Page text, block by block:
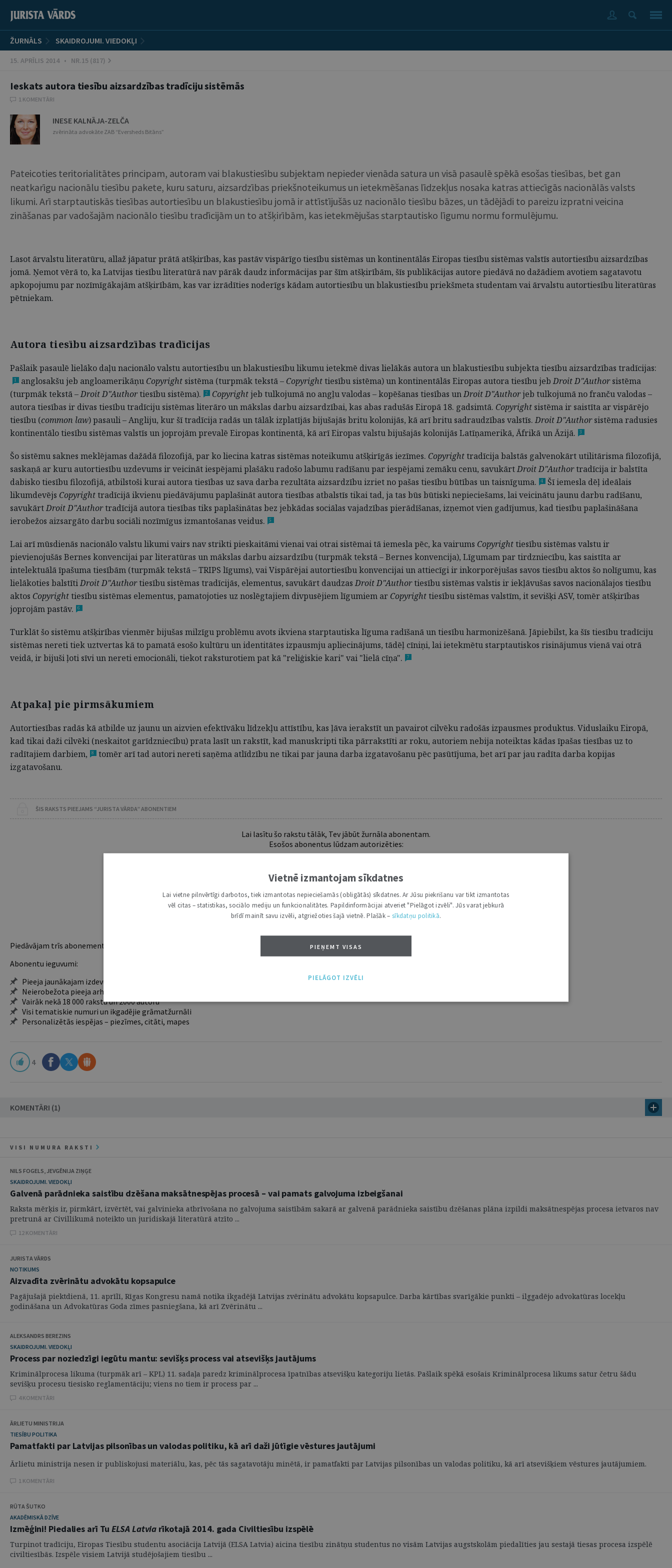
ŽURNĀLS SKAIDROJUMI. VIEDOKĻI
15. APRĪLIS 2014 • NR.15 (817)
Ieskats autora tiesību aizsardzības tradīciju sistēmās
1 KOMENTĀRI
INESE KALNĀJA-ZELČA
zvērināta advokāte ZAB “Eversheds Bitāns”
Pateicoties teritorialitātes principam, autoram vai blakustiesību subjektam nepieder vienāda satura un visā pasaulē spēkā esošas tiesības, bet gan
neatkarīgu nacionālu tiesību pakete, kuru saturu, aizsardzības priekšnoteikumus un ietekmēšanas līdzekļus nosaka katras attiecīgās nacionālās valsts
likumi. Arī starptautiskās tiesības autortiesību un blakustiesību jomā ir attīstījušās uz nacionālo tiesību bāzes, un tādējādi to pareizu izpratni veicina
zināšanas par vadošajām nacionālo tiesību tradīcijām un to atšķirībām, kas ietekmējušas starptautisko līgumu normu formulējumu.
Lasot ārvalstu literatūru, allaž jāpatur prātā atšķirības, kas pastāv vispārīgo tiesību sistēmas un kontinentālās Eiropas tiesību sistēmas valstīs autortiesību aizsardzības
jomā. Ņemot vērā to, ka Latvijas tiesību literatūrā nav pārāk daudz informācijas par šīm atšķirībām, šīs publikācijas autore piedāvā no dažādiem avotiem sagatavotu
apkopojumu par nozīmīgākajām atšķirībām, kas var izrādīties noderīgs kādam autortiesību un blakustiesību priekšmeta studentam vai ārvalstu autortiesību literatūras
pētniekam.
Autora tiesību aizsardzības tradīcijas
Pašlaik pasaulē lielāko daļu nacionālo valstu autortiesību un blakustiesību likumu ietekmē divas lielākās autora un blakustiesību subjekta tiesību aizsardzības tradīcijas:
1 anglosakšu jeb angloamerikāņu Copyright sistēma (turpmāk tekstā – Copyright tiesību sistēma) un kontinentālās Eiropas autora tiesību jebDroit D"Authorsistēma
(turpmāk tekstā –Droit D"Authortiesību sistēma). 2 Copyrightjeb tulkojumā no angļu valodas – kopēšanas tiesības unDroit D"Authorjeb tulkojumā no franču valodas –
autora tiesības ir divas tiesību tradīciju sistēmas literāro un mākslas darbu aizsardzībai, kas abas radušās Eiropā 18. gadsimtā. Copyright sistēma ir saistīta ar vispārējo
tiesību (common law) pasauli – Angliju, kur šī tradīcija radās un tālāk izplatījās bijušajās britu kolonijās, kā arī britu sadraudzības valstīs.Droit D"Authorsistēma radusies
kontinentālo tiesību sistēmas valstīs un joprojām prevalē Eiropas kontinentā, kā arī Eiropas valstu bijušajās kolonijās Latīņamerikā, Āfrikā un Āzijā.
3
Šo sistēmu saknes meklējamas dažādā filozofijā, par ko liecina katras sistēmas noteikumu atšķirīgās iezīmes. Copyright tradīcija balstās galvenokārt utilitārisma filozofijā,
saskaņā ar kuru autortiesību uzdevums ir veicināt iespējami plašāku radošo labumu radīšanu par iespējami zemāku cenu, savukārtDroit D"Authortradīcija ir balstīta
dabisko tiesību filozofijā, atbilstoši kurai autora tiesības uz sava darba rezultāta aizsardzību izriet no pašas tiesību būtības un taisnīguma.
4
Šī iemesla dēļ ideālais
likumdevējs Copyright tradīcijā ikvienu piedāvājumu paplašināt autora tiesības atbalstīs tikai tad, ja tas būs būtiski nepieciešams, lai veicinātu jaunu darbu radīšanu,
savukārtDroit D"Authortradīcijā autora tiesības tiks paplašinātas bez jebkādas sociālas vajadzības pierādīšanas, izņemot vien gadījumus, kad tiesību paplašināšana
ierobežos aizsargāto darbu sociāli nozīmīgus izmantošanas veidus.
5
Lai arī mūsdienās nacionālo valstu likumi vairs nav strikti pieskaitāmi vienai vai otrai sistēmai tā iemesla pēc, ka vairums Copyright tiesību sistēmas valstu ir
pievienojušās Bernes konvencijai par literatūras un mākslas darbu aizsardzību (turpmāk tekstā – Bernes konvencija), Līgumam par tirdzniecību, kas saistīta ar
intelektuālā īpašuma tiesībām (turpmāk tekstā – TRIPS līgums), vai Vispārējai autortiesību konvencijai un attiecīgi ir inkorporējušas savos tiesību aktos šo nolīgumu, kas
lielākoties balstītiDroit D"Authortiesību sistēmas tradīcijās, elementus, savukārt daudzasDroit D"Authortiesību sistēmas valstis ir iekļāvušas savos nacionālajos tiesību
aktos Copyright tiesību sistēmas elementus, pamatojoties uz noslēgtajiem divpusējiem līgumiem ar Copyright tiesību sistēmas valstīm, it sevišķi ASV, tomēr atšķirības
joprojām pastāv.
6
Turklāt šo sistēmu atšķirības vienmēr bijušas milzīgu problēmu avots ikviena starptautiska līguma radīšanā un tiesību harmonizēšanā. Jāpiebilst, ka šīs tiesību tradīciju
sistēmas nereti tiek uztvertas kā to pamatā esošo kultūru un identitātes izpausmju apliecinājums, tādēļ cīniņi, lai ietekmētu starptautiskos risinājumus vienā vai otrā
veidā, ir bijuši ļoti sīvi un nereti emocionāli, tiekot raksturotiem pat kā "reliģiskie kari" vai "lielā cīņa".
7
Atpakaļ pie pirmsākumiem
Autortiesības radās kā atbilde uz jaunu un aizvien efektīvāku līdzekļu attīstību, kas ļāva ierakstīt un pavairot cilvēku radošās izpausmes produktus. Viduslaiku Eiropā,
kad tikai daži cilvēki (neskaitot garīdzniecību) prata lasīt un rakstīt, kad manuskripti tika pārrakstīti ar roku, autoriem nebija noteiktas kādas īpašas tiesības uz to
radītajiem darbiem,
8
tomēr arī tad autori nereti saņēma atlīdzību ne tikai par jauna darba izgatavošanu pēc pasūtījuma, bet arī par jau radīta darba kopijas
izgatavošanu.
ŠIS RAKSTS PIEEJAMS “JURISTA VĀRDA” ABONENTIEM
Lai lasītu šo rakstu tālāk, Tev jābūt žurnāla abonentam.
Esošos abonentus lūdzam autorizēties:
Ja vēl neesi abonents, aicinām pievienoties lasītāju pulkam.
Iegūsi tūlītēju piekļuvi digitālajam saturam!
Piedāvājam trīs abonementu veidus. Vienam lietotājam piemērotākais ir "Mazais" (3, 6 un 12 mēnešiem).
Abonentu ieguvumi:
Pieeja jaunākajam izdevumam
Neierobežota pieeja arhīvam – 24 h/7 d.
Vairāk nekā 18 000 rakstu un 2000 autoru
Visi tematiskie numuri un ikgadējie grāmatžurnāli
Personalizētās iespējas – piezīmes, citāti, mapes
4
KOMENTĀRI (1)
VISI NUMURA RAKSTI
NILS FOGELS, JEVGĒNIJA ZIŅĢE
SKAIDROJUMI. VIEDOKĻI
Galvenā parādnieka saistību dzēšana maksātnespējas procesā – vai pamats galvojuma izbeigšanai
Raksta mērķis ir, pirmkārt, izvērtēt, vai galvinieka atbrīvošana no galvojuma saistībām sakarā ar galvenā parādnieka saistību dzēšanas plāna izpildi maksātnespējas procesa ietvaros nav
pretrunā ar Civillikumā noteikto un juridiskajā literatūrā atzīto ...
12 KOMENTĀRI
JURISTA VĀRDS
NOTIKUMS
Aizvadīta zvērinātu advokātu kopsapulce
Pagājušajā piektdienā, 11. aprīlī, Rīgas Kongresu namā notika ikgadējā Latvijas zvērinātu advokātu kopsapulce. Darba kārtības svarīgākie punkti – ilggadējo advokatūras locekļu
godināšana un Advokatūras Goda zīmes pasniegšana, kā arī Zvērinātu ...
ALEKSANDRS BEREZINS
SKAIDROJUMI. VIEDOKĻI
Process par noziedzīgi iegūtu mantu: sevišķs process vai atsevišķs jautājums
Kriminālprocesa likuma (turpmāk arī – KPL) 11. sadaļa paredz kriminālprocesa īpatnības atsevišķu kategoriju lietās. Pašlaik spēkā esošais Kriminālprocesa likums satur četru šādu
sevišķu procesu tiesisko reglamentāciju; viens no tiem ir process par ...
4 KOMENTĀRI
ĀRLIETU MINISTRIJA
TIESĪBU POLITIKA
Pamatfakti par Latvijas pilsonības un valodas politiku, kā arī daži jūtīgie vēstures jautājumi
Ārlietu ministrija nesen ir publiskojusi materiālu, kas, pēc tās sagatavotāju minētā, ir pamatfakti par Latvijas pilsonības un valodas politiku, kā arī atsevišķiem vēstures jautājumiem.
1 KOMENTĀRI
RŪTA ŠUTKO
AKADĒMISKĀ DZĪVE
Izmēģini! Piedalies arī TuELSA Latvia rīkotajā 2014. gada Civiltiesību izspēlē
Turpinot tradīciju, Eiropas Tiesību studentu asociācija Latvijā (ELSA Latvia) aicina tiesību zinātņu studentus no visām Latvijas augstskolām piedalīties jau sestajā tiesas procesa izspēlē
civiltiesībās. Izspēle visiem Latvijā studējošajiem tiesību ...
Vietnē izmantojam sīkdatnes
Lai vietne pilnvērtīgi darbotos, tiek izmantotas nepieciešamās (obligātās) sīkdatnes. Ar Jūsu piekrišanu var tikt izmantotas
vēl citas – statistikas, sociālo mediju un funkcionalitātes. Papildinformācijai atveriet "Pielāgot izvēli". Jūs varat jebkurā
brīdī mainīt savu izvēli, atgriežoties šajā vietnē. Plašāk – sīkdatņu politikā.
PIEŅEMT VISAS
PIELĀGOT IZVĒLI